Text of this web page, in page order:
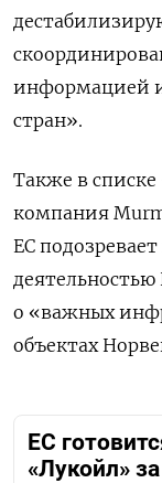
информацией
стран».
Также в
компания
ЕС
о «важных
объектах
ЕС
«Лукойл»